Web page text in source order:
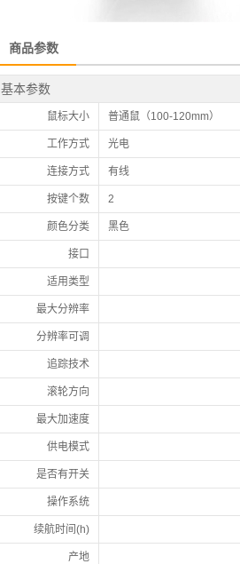
商品参数
基本参数
鼠标大小 普通鼠（100-120mm）
工作方式 光电
连接方式 有线
按键个数 2
颜色分类 黑色
接口
适用类型
最大分辨率
分辨率可调
追踪技术
滚轮方向
最大加速度
供电模式
是否有开关
操作系统
续航时间(h)
产地